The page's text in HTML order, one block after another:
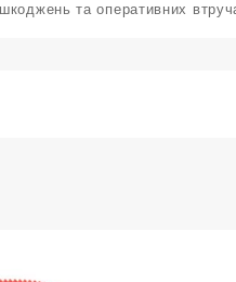
та оперативних